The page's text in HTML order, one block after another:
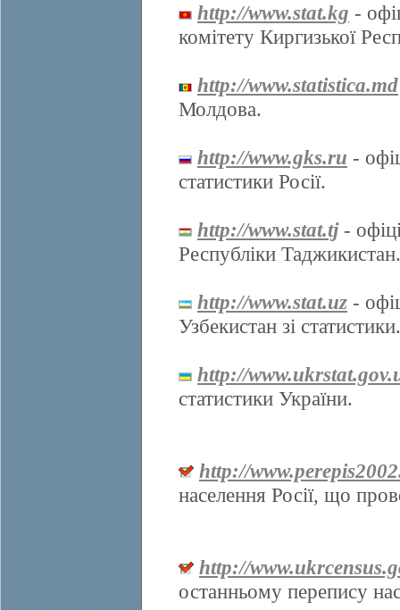
http://www.stat.kg -
комітету Киргизької
http://www.statistica.md
Молдова.
http://www.gks.ru -
статистики Росії.
http://www.stat.tj-
Республіки Таджикистан.
http://www.stat.uz -
Узбекистан зі статистики.
http://
статистики України.
http://
населення Росії, що
http://
останньому перепису